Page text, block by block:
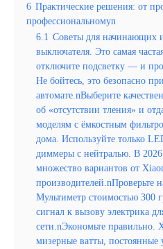
6 Практические решения: от
профессиональномуn
6.1 Советы для начинающих
выключателя. Это самая
отключите подсветку — и
Не бойтесь, это безопасно
автомате.nВыберите
об «отсутствии тления» и
моделям с ёмкостным
дома. Используйте только
диммеры с нейтралью. В 2026
множество вариантов от
производителей.nПроверьте
Мультиметр стоимостью 300
сигнал к вызову электрика
сети.nЭкономьте правильно.
мизерные ватты, постоянные